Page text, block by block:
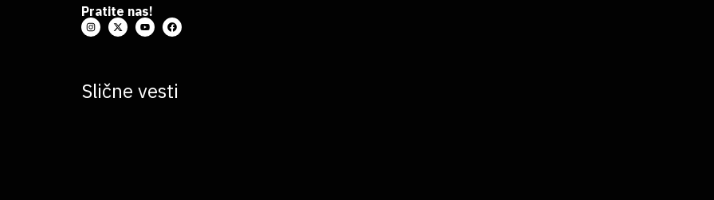
Pratite nas!
Slične vesti